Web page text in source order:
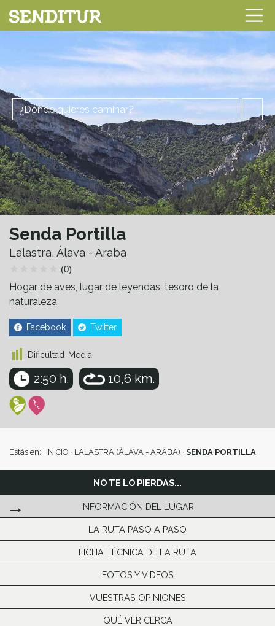
Senda Portilla
Lalastra, Álava - Araba
(0)
Hogar de aves, lugar de leyendas, tesoro de la
naturaleza
Facebook Twitter
Dificultad-Media
2:50 h. 10,6 km.
Estás en: INICIO · LALASTRA (ÁLAVA - ARABA) · SENDA PORTILLA
NO TE LO PIERDAS...
INFORMACIÓN DEL LUGAR
LA RUTA PASO A PASO
FICHA TÉCNICA DE LA RUTA
FOTOS Y VÍDEOS
VUESTRAS OPINIONES
QUÉ VER CERCA